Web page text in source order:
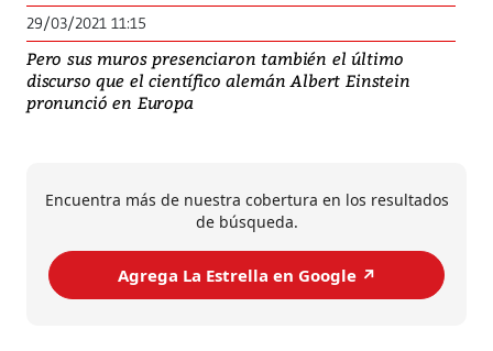
29/03/2021 11:15
Pero sus muros presenciaron también el último
discurso que el científico alemán Albert Einstein
pronunció en Europa
Encuentra más de nuestra cobertura en los resultados
de búsqueda.
Agrega La Estrella en Google ↗️